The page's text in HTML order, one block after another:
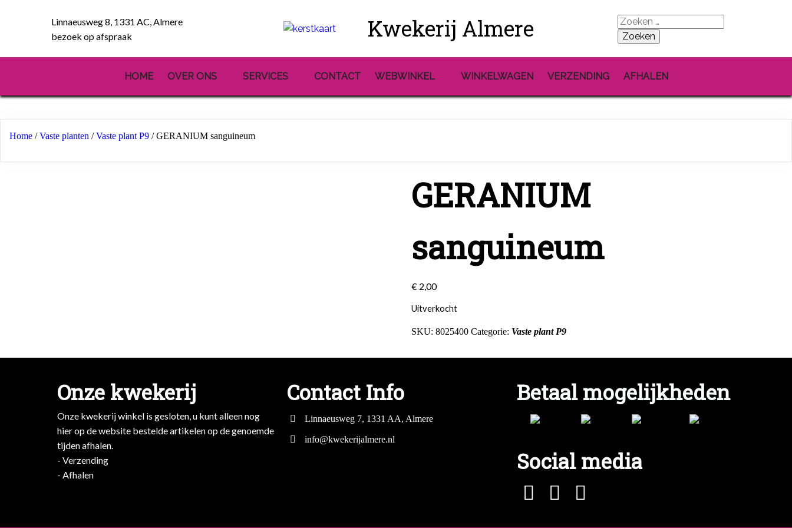
Linnaeusweg 8, 1331 AC, Almere
bezoek op afspraak
Kwekerij Almere
Zoeken
naar:
HOME OVER ONS SERVICES CONTACT WEBWINKEL WINKELWAGEN VERZENDING AFHALEN
Home /Vaste planten /Vaste plant P9 / GERANIUM sanguineum
GERANIUM
sanguineum
€ 2,00
Uitverkocht
SKU:8025400 Categorie: Vaste plant P9
Onze kwekerij
Onze kwekerij winkel is gesloten, u kunt alleen nog
hier op de website bestelde artikelen op de genoemde
tijden afhalen.
- Verzending
- Afhalen
Contact Info
Linnaeusweg 7, 1331 AA, Almere
info@kwekerijalmere.nl
Betaal mogelijkheden
Social media